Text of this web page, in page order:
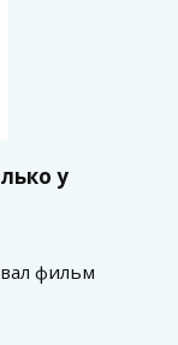
у
фильм